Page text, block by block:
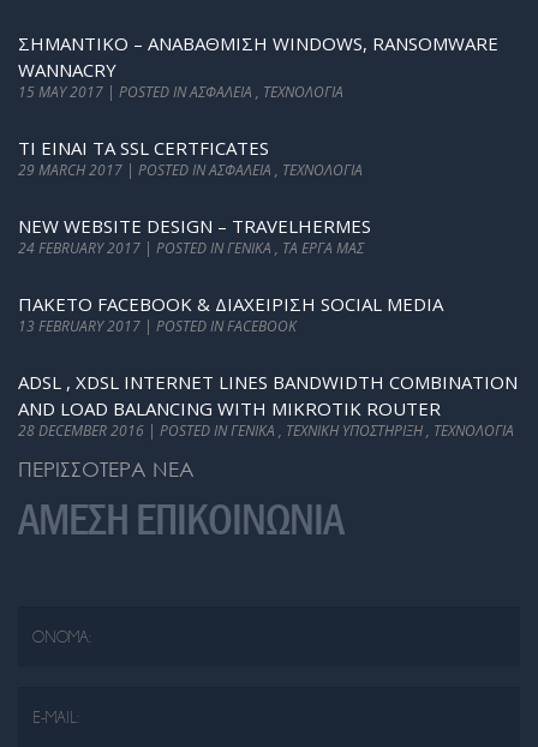
ΣΗΜΑΝΤΙΚΟ – ΑΝΑΒΆΘΜΙΣΗ WINDOWS, RANSOMWARE
WANNACRY
15 MAY 2017 | POSTED IN ΑΣΦΆΛΕΙΑ , ΤΕΧΝΟΛΟΓΊΑ
ΤΙ ΕΊΝΑΙ ΤΑ SSL CERTFICATES
29 MARCH 2017 | POSTED IN ΑΣΦΆΛΕΙΑ , ΤΕΧΝΟΛΟΓΊΑ
NEW WEBSITE DESIGN – TRAVELHERMES
24 FEBRUARY 2017 | POSTED IN ΓΕΝΙΚΆ , ΤΑ ΈΡΓΑ ΜΑΣ
ΠΑΚΈΤΟ FACEBOOK & ΔΙΑΧΕΊΡΙΣΗ SOCIAL MEDIA
13 FEBRUARY 2017 | POSTED IN FACEBOOK
ADSL , XDSL INTERNET LINES BANDWIDTH COMBINATION
AND LOAD BALANCING WITH MIKROTIK ROUTER
28 DECEMBER 2016 | POSTED IN ΓΕΝΙΚΆ , ΤΕΧΝΙΚΉ ΥΠΟΣΤΉΡΙΞΗ , ΤΕΧΝΟΛΟΓΊΑ
ΠΕΡΙΣΣΟΤΕΡΑ ΝΕΑ
ΑΜΕΣΗ ΕΠΙΚΟΙΝΩΝΙΑ